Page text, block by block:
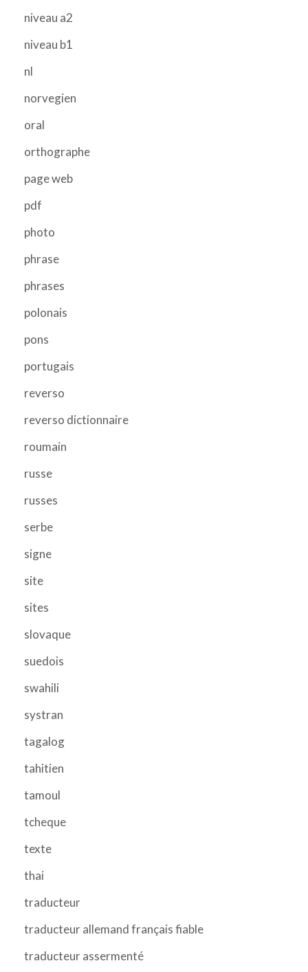
niveau a2
niveau b1
nl
norvegien
oral
orthographe
page web
pdf
photo
phrase
phrases
polonais
pons
portugais
reverso
reverso dictionnaire
roumain
russe
russes
serbe
signe
site
sites
slovaque
suedois
swahili
systran
tagalog
tahitien
tamoul
tcheque
texte
thai
traducteur
traducteur allemand français fiable
traducteur assermenté